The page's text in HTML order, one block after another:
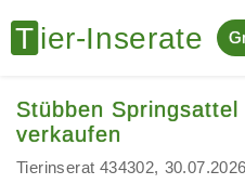
Stübben
verkaufen
Tierinserat 434302 30.07.2026